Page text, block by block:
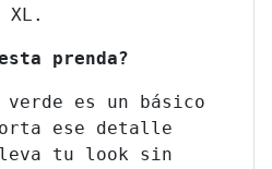
prenda?
verde es un básico
ese detalle
tu look sin